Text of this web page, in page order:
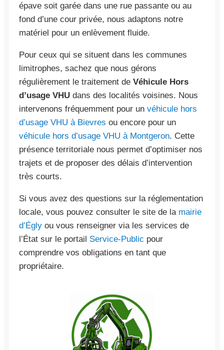
épave soit garée dans une rue passante ou au
fond d’une cour privée, nous adaptons notre
matériel pour un enlèvement fluide.
Pour ceux qui se situent dans les communes
limitrophes, sachez que nous gérons
régulièrement le traitement de Véhicule Hors
d’usage VHU dans des localités voisines. Nous
intervenons fréquemment pour un véhicule hors
d’usage VHU à Bievres ou encore pour un
véhicule hors d’usage VHU à Montgeron. Cette
présence territoriale nous permet d’optimiser nos
trajets et de proposer des délais d’intervention
très courts.
Si vous avez des questions sur la réglementation
locale, vous pouvez consulter le site de la mairie
d’Égly ou vous renseigner via les services de
l’État sur le portail Service-Public pour
comprendre vos obligations en tant que
propriétaire.